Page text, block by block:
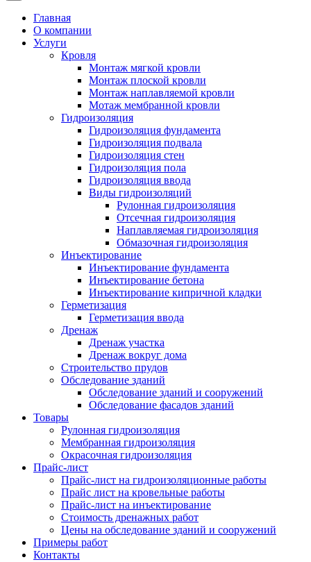
Главная
О компании
Услуги
Кровля
Монтаж мягкой кровли
Монтаж плоской кровли
Монтаж наплавляемой кровли
Мотаж мембранной кровли
Гидроизоляция
Гидроизоляция фундамента
Гидроизоляция подвала
Гидроизоляция стен
Гидроизоляция пола
Гидроизоляция ввода
Виды гидроизоляций
Рулонная гидроизоляция
Отсечная гидроизоляция
Наплавляемая гидроизоляция
Обмазочная гидроизоляция
Инъектирование
Инъектирование фундамента
Инъектирование бетона
Инъектирование кипричной кладки
Герметизация
Герметизация ввода
Дренаж
Дренаж участка
Дренаж вокруг дома
Строительство прудов
Обследование зданий
Обследование зданий и сооружений
Обследование фасадов зданий
Товары
Рулонная гидроизоляция
Мембранная гидроизоляция
Окрасочная гидроизоляция
Прайс-лист
Прайс-лист на гидроизоляционные работы
Прайс лист на кровельные работы
Прайс-лист на инъектирование
Стоимость дренажных работ
Цены на обследование зданий и сооружений
Примеры работ
Контакты